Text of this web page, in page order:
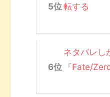
転する
ネタバレし
『Fate/